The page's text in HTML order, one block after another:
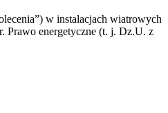
w instalacjach wiatrowych
Prawo energetyczne (t. j. Dz.U. z